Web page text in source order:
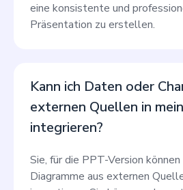
eine konsistente und
Präsentation zu erstellen.
Kann ich Daten oder
externen Quellen in
integrieren?
Sie, für die PPT-Version
Diagramme aus externen